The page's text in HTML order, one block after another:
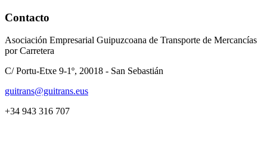
Contacto
Asociación Empresarial Guipuzcoana de Transporte de Mercancías
por Carretera
C/ Portu-Etxe 9-1º, 20018 - San Sebastián
guitrans@guitrans.eus
+34 943 316 707